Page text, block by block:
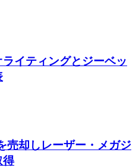
イティングとジーベッ
売却しレーザー・メガジ
得